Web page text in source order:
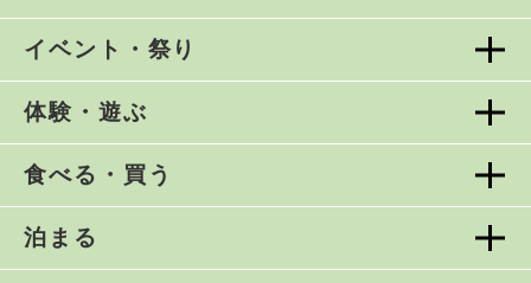
イベント・祭り
体験・遊ぶ
食べる・買う
泊まる